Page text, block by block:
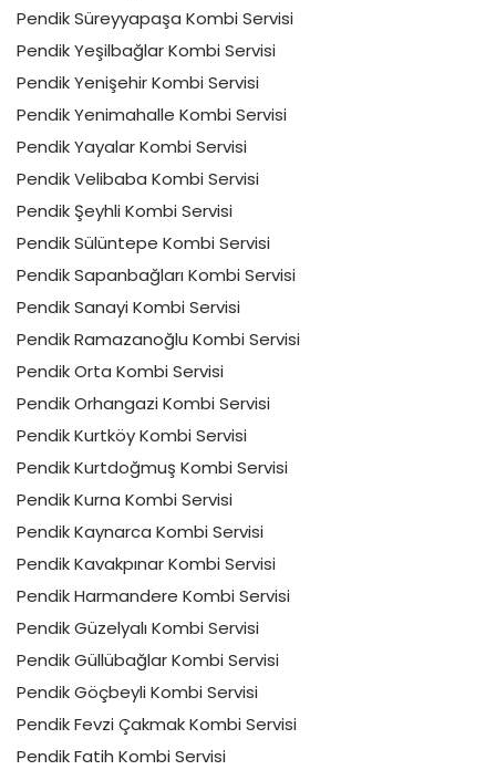
Pendik Süreyyapaşa Kombi Servisi
Pendik Yeşilbağlar Kombi Servisi
Pendik Yenişehir Kombi Servisi
Pendik Yenimahalle Kombi Servisi
Pendik Yayalar Kombi Servisi
Pendik Velibaba Kombi Servisi
Pendik Şeyhli Kombi Servisi
Pendik Sülüntepe Kombi Servisi
Pendik Sapanbağları Kombi Servisi
Pendik Sanayi Kombi Servisi
Pendik Ramazanoğlu Kombi Servisi
Pendik Orta Kombi Servisi
Pendik Orhangazi Kombi Servisi
Pendik Kurtköy Kombi Servisi
Pendik Kurtdoğmuş Kombi Servisi
Pendik Kurna Kombi Servisi
Pendik Kaynarca Kombi Servisi
Pendik Kavakpınar Kombi Servisi
Pendik Harmandere Kombi Servisi
Pendik Güzelyalı Kombi Servisi
Pendik Güllübağlar Kombi Servisi
Pendik Göçbeyli Kombi Servisi
Pendik Fevzi Çakmak Kombi Servisi
Pendik Fatih Kombi Servisi